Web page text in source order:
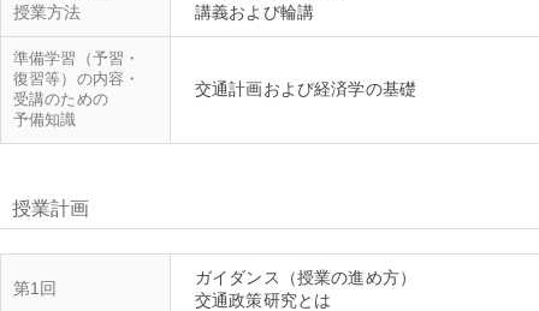
授業方法
準備学習（予習・
復習等）の内容・
受講のための
予備知識
授業計画
第1回
ガイダンス（授業の進め方）
交通政策研究とは